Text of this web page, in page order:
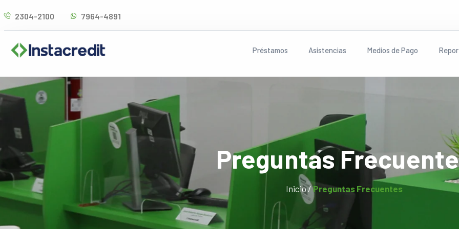
e
contenido
2304-2100 7964-4891
Préstamos Asistencias Medios de Pago
Preguntas
Inicio /Preguntas Frecuentes